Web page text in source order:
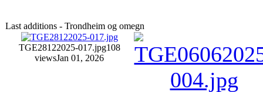
Last additions - Trondheim og omegn
TGE28122025-017.jpg108
viewsJan 01, 2026